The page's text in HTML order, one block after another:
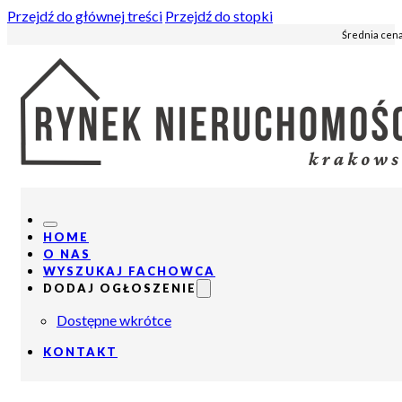
Przejdź do głównej treści Przejdź do stopki
Średnia
HOME
O NAS
WYSZUKAJ FACHOWCA
DODAJ OGŁOSZENIE
Dostępne wkrótce
KONTAKT